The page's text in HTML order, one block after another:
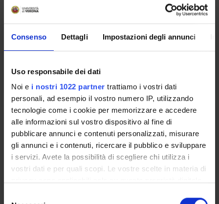
Consenso Dettagli Impostazioni degli annunci
Uso responsabile dei dati
Noi e i nostri 1022 partner trattiamo i vostri dati
personali, ad esempio il vostro numero IP, utilizzando
tecnologie come i cookie per memorizzare e accedere
alle informazioni sul vostro dispositivo al fine di
pubblicare annunci e contenuti personalizzati, misurare
gli annunci e i contenuti, ricercare il pubblico e sviluppare
i servizi. Avete la possibilità di scegliere chi utilizza i
vostri dati e per quali scopi. Le vostre scelte in materia di
Larcati Arturo
+ 39 045802 8311
Lorenzetti Maria Ivana
mariaivana.lorenzetti@univr.it
+39 045802 8579